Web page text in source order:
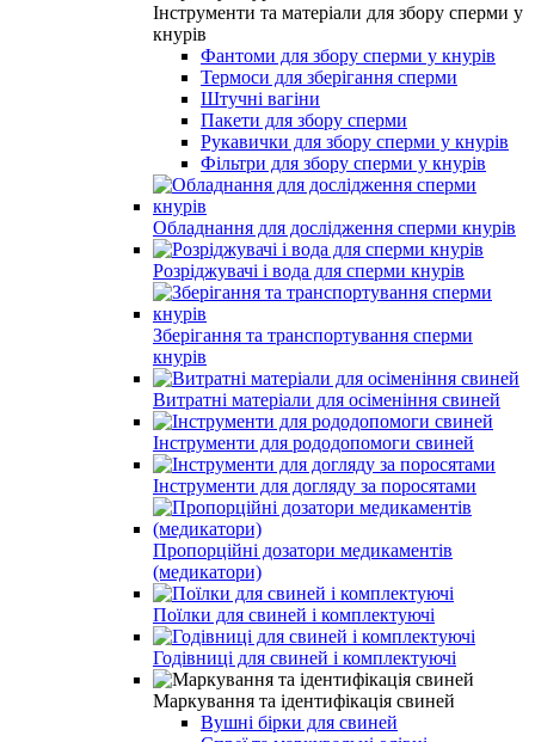
Інструменти та матеріали для збору сперми у
кнурів
Фантоми для збору сперми у кнурів
Термоси для зберігання сперми
Штучні вагіни
Пакети для збору сперми
Рукавички для збору сперми у кнурів
Фільтри для збору сперми у кнурів
Обладнання для дослідження сперми кнурів
Розріджувачі і вода для сперми кнурів
Зберігання та транспортування сперми
кнурів
Витратні матеріали для осіменіння свиней
Інструменти для рододопомоги свиней
Інструменти для догляду за поросятами
Пропорційні дозатори медикаментів
(медикатори)
Поїлки для свиней і комплектуючі
Годівниці для свиней і комплектуючі
Маркування та ідентифікація свиней
Вушні бірки для свиней